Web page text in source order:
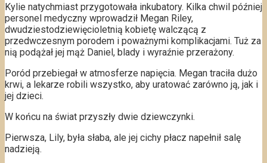
Kylie natychmiast przygotowała inkubatory. Kilka chwil później
personel medyczny wprowadził Megan Riley,
dwudziestodziewięcioletnią kobietę walczącą z
przedwczesnym porodem i poważnymi komplikacjami. Tuż za
nią podążał jej mąż Daniel, blady i wyraźnie przerażony.
Poród przebiegał w atmosferze napięcia. Megan traciła dużo
krwi, a lekarze robili wszystko, aby uratować zarówno ją, jak i
jej dzieci.
W końcu na świat przyszły dwie dziewczynki.
Pierwsza, Lily, była słaba, ale jej cichy płacz napełnił salę
nadzieją.